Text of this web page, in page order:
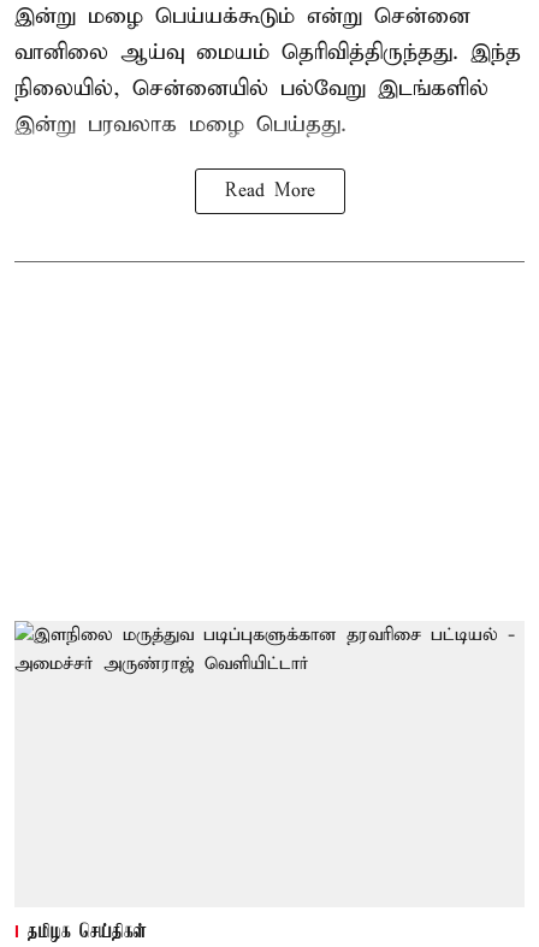
இன்று மழை பெய்யக்கூடும் என்று சென்னை
வானிலை ஆய்வு மையம் தெரிவித்திருந்தது. இந்த
நிலையில், சென்னையில் பல்வேறு இடங்களில்
இன்று பரவலாக மழை பெய்தது.
Read More
தமிழக செய்திகள்